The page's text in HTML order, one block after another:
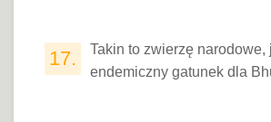
17.
Takin to zwierzę narodowe,
endemiczny gatunek dla